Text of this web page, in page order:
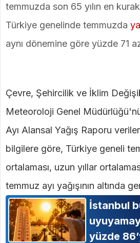
temmuzda son 65 yılın en
Türkiye genelinde temmuzda
aynı dönemine göre yüzde 71
Çevre, Şehircilik ve İklim
Meteoroloji Genel
Ayı Alansal Yağış Raporu
bilgilere göre, Türkiye geneli
ortalaması, uzun yıllar
temmuz ayı yağışının altında
İstanbul
yüzde